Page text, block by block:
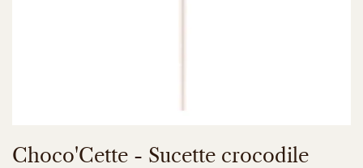
Choco'Cette - Sucette crocodile